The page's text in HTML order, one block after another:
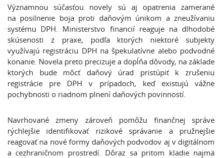
Významnou súčasťou novely sú aj opatrenia zamerané
na posilnenie boja proti daňovým únikom a zneužívaniu
systému DPH. Ministerstvo financií reaguje na dlhodobé
skúsenosti z praxe, podľa ktorých niektoré subjekty
využívajú registráciu DPH na špekulatívne alebo podvodné
konanie. Novela preto precizuje a dopĺňa dôvody, na základe
ktorých bude môcť daňový úrad pristúpiť k zrušeniu
registrácie pre DPH v prípadoch, keď existujú vážne
pochybnosti o riadnom plnení daňových povinností.
Navrhované zmeny zároveň pomôžu finančnej správe
rýchlejšie identifikovať rizikové správanie a pružnejšie
reagovať na nové formy daňových podvodov aj v digitálnom
a cezhraničnom prostredí. Dôraz sa pritom kladie najmä